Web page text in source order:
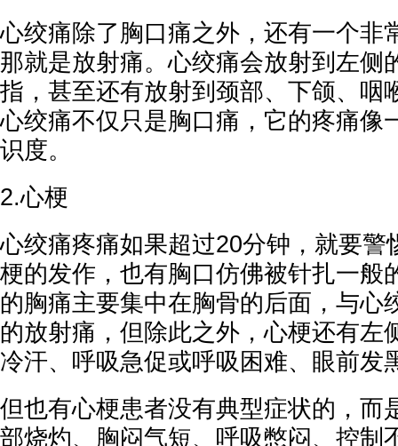
心绞痛除了胸口痛之外，还有一个非
那就是放射痛。心绞痛会放射到左侧
指，甚至还有放射到颈部、下颌、咽
心绞痛不仅只是胸口痛，它的疼痛像
识度。
2.心梗
心绞痛疼痛如果超过20分钟，就要警
梗的发作，也有胸口仿佛被针扎一般
的胸痛主要集中在胸骨的后面，与心
的放射痛，但除此之外，心梗还有左
冷汗、呼吸急促或呼吸困难、眼前发
但也有心梗患者没有典型症状的，而
部烧灼、胸闷气短、呼吸憋闷、控制